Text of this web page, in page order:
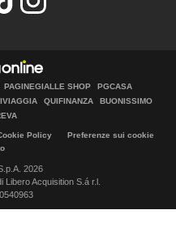
PAGINEGIALLE SHOP
PGCASA
QUIFINANZA
BUONISSIMO
Policy
Preferenze sui cookie
2026
Acquisition S.á r.l.